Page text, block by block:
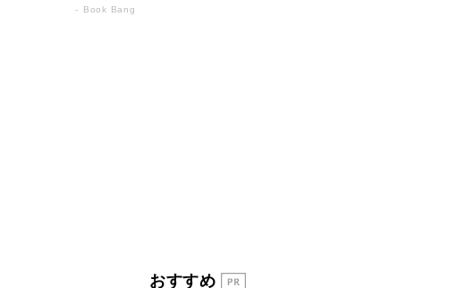
Book Bang
皇陛下はお元気でおられるか」がサウジ国王の第
おすすめ